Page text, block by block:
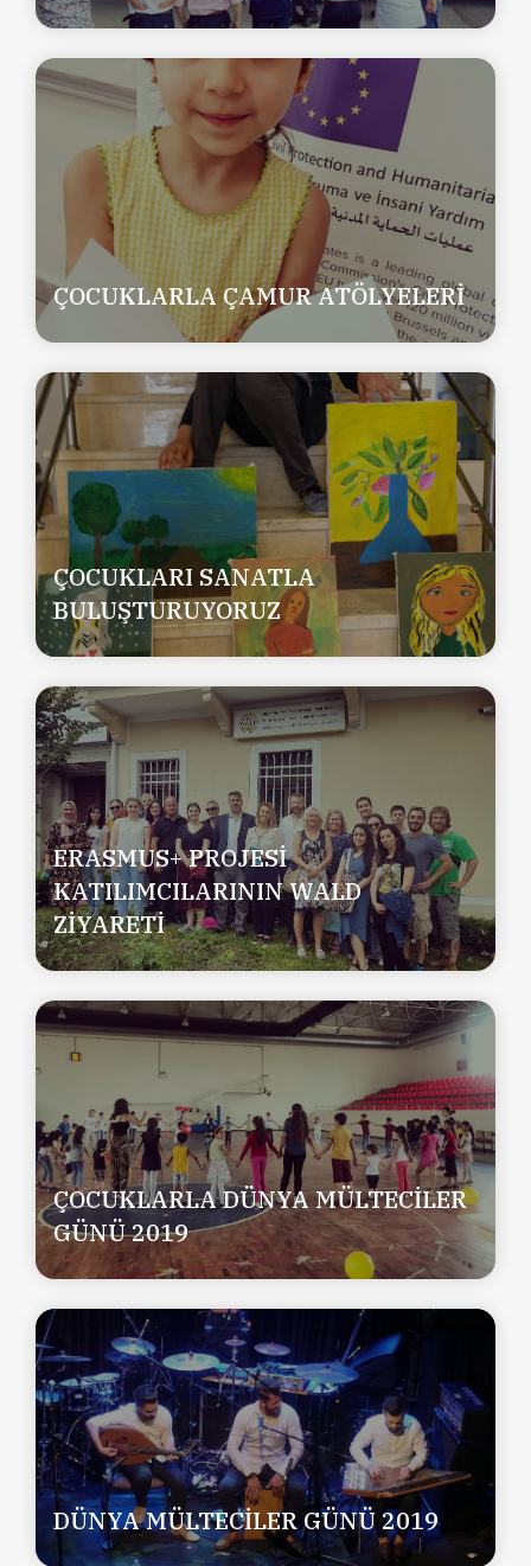
ÇOCUKLARLA ÇAMUR ATÖLYELERİ
ÇOCUKLARI SANATLA
BULUŞTURUYORUZ
ERASMUS+ PROJESİ
KATILIMCILARININ WALD
ZİYARETİ
ÇOCUKLARLA DÜNYA MÜLTECİLER
GÜNÜ 2019
DÜNYA MÜLTECİLER GÜNÜ 2019